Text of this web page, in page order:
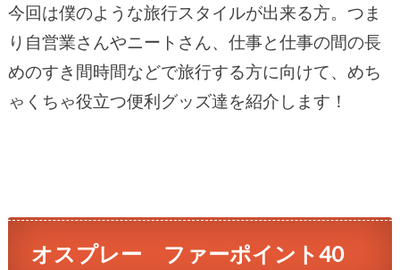
今回は僕のような旅行スタイルが出来る方。つま
り自営業さんやニートさん、仕事と仕事の間の長
めのすき間時間などで旅行する方に向けて、めち
ゃくちゃ役立つ便利グッズ達を紹介します！
オスプレー ファーポイント40